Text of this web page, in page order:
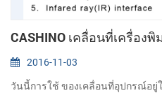
CASHINO เคลื่อนที่เครื่อง
2016-11-03
วันนี้การใช้ ของเคลื่อนที่อุปกรณ์อยู่